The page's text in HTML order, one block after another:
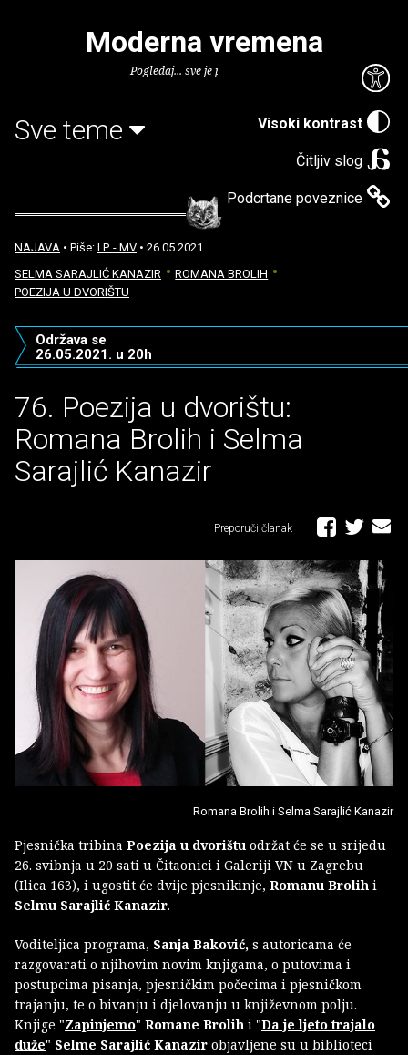
Visoki kontrast
Čitljiv slog
Podcrtane poveznice
Moderna vremena
Pogledaj... sve je puno knjiga.
Sve teme
NAJAVA • Piše: I.P. - MV • 26.05.2021.
SELMA SARAJLIĆ KANAZIR
ROMANA BROLIH
POEZIJA U DVORIŠTU
76. Poezija u dvorištu:
Romana Brolih i Selma
Sarajlić Kanazir
Održava se
26.05.2021. u 20h
Preporuči članak
Romana Brolih i Selma Sarajlić Kanazir
Pjesnička tribina Poezija u dvorištu održat će se u srijedu
26. svibnja u 20 sati u Čitaonici i Galeriji VN u Zagrebu
(Ilica 163), i ugostit će dvije pjesnikinje, Romanu Brolih i
Selmu Sarajlić Kanazir.
Voditeljica programa, Sanja Baković, s autoricama će
razgovarati o njihovim novim knjigama, o putovima i
postupcima pisanja, pjesničkim počecima i pjesničkom
trajanju, te o bivanju i djelovanju u književnom polju.
Knjige "Zapinjemo" Romane Brolih i "Da je ljeto trajalo
duže" Selme Sarajlić Kanazir objavljene su u biblioteci